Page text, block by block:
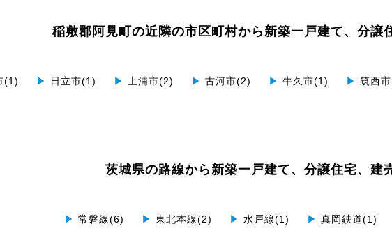
稲敷郡阿見町の近隣の市区町村から新築一戸建て、分譲
(1) ▶ 日立市(1) ▶ 土浦市(2) ▶ 古河市(2) ▶ 牛久市(1) ▶ 筑西
茨城県の路線から新築一戸建て、分譲住宅、建
▶ 常磐線(6) ▶ 東北本線(2) ▶ 水戸線(1) ▶ 真岡鉄道(1)